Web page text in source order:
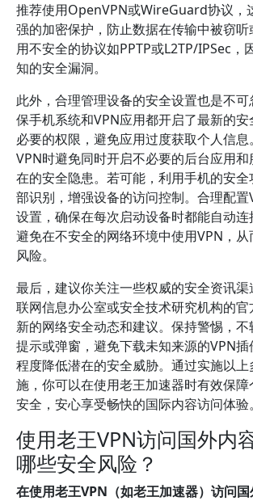
推荐使用OpenVPN或WireGuard协议，
强的加密保护，防止数据在传输中被窃
用不安全的协议如PPTP或L2TP/IPSec，
知的安全漏洞。
此外，合理管理设备的安全设置也是不
保手机系统和VPN应用都开启了最新的
必要的权限，避免应用过度获取个人信
VPN时避免同时开启不必要的后台应用
在的安全隐患。若可能，利用手机的安
部识别，增强设备的访问控制。合理配
设置，确保在每次启动设备时都能自动连
避免在不安全的网络环境中使用VPN，
风险。
最后，建议你关注一些权威的安全资讯
联网信息办公室或安全技术研究机构的
新的网络安全动态和建议。保持警惕，
提示或弹窗，避免下载未知来源的VPN
程度降低潜在的安全威胁。通过实施以
施，你可以在使用老王加速器时有效保
安全，安心享受畅快的国际内容访问体验。
使用老王VPN访问国外内
哪些安全风险？
在使用老王VPN（如老王加速器）访问